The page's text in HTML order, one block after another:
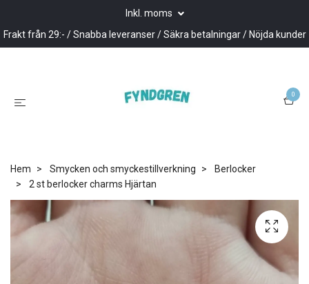
Inkl. moms
Frakt från 29:- / Snabba leveranser / Säkra betalningar / Nöjda kunder
0
Hem Smycken och smyckestillverkning
Berlocker
2 st berlocker charms Hjärtan